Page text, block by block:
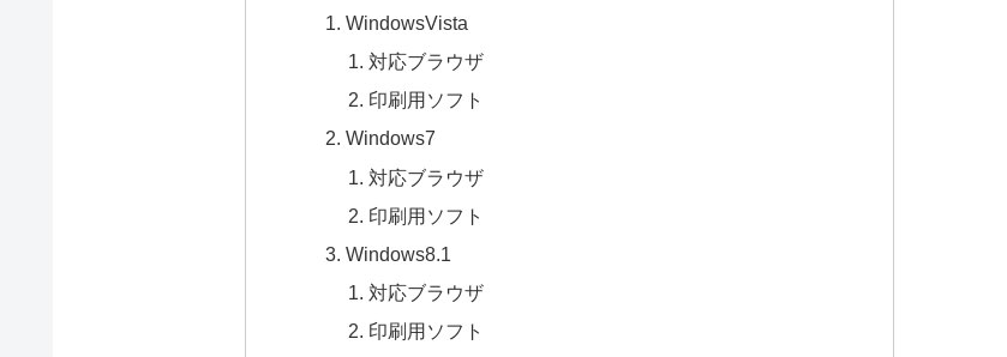
WindowsVista
対応ブラウザ
印刷用ソフト
Windows7
対応ブラウザ
印刷用ソフト
Windows8.1
対応ブラウザ
印刷用ソフト